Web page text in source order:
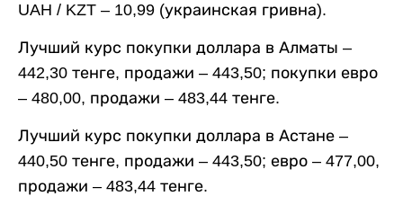
UAH / KZT – 10,99 (украинская гривна).
Лучший курс покупки доллара в Алматы –
442,30 тенге, продажи – 443,50; покупки евро
– 480,00, продажи – 483,44 тенге.
Лучший курс покупки доллара в Астане –
440,50 тенге, продажи – 443,50; евро – 477,00,
продажи – 483,44 тенге.